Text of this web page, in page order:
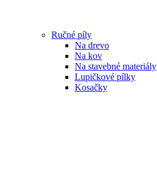
Ručné píly
Na drevo
Na kov
Na stavebné materiály
Lupičkové pílky
Kosačky